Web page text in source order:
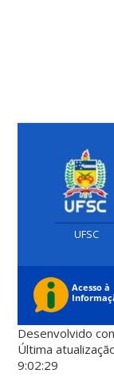
UFSC
Desenvolvido
Última
9:02:29